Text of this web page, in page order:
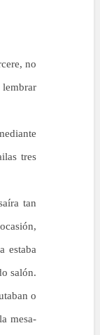
no
tres
tan
estaba
salón.
o
mesa-